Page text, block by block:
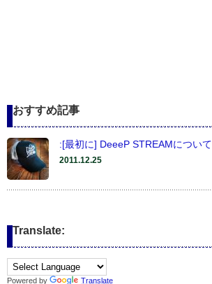
おすすめ記事
:[最初に] DeeeP STREAMについて
2011.12.25
Translate:
Powered by Translate